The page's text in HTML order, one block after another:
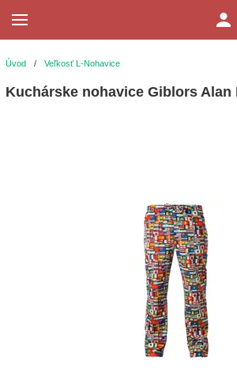
Úvod / Veľkosť L-Nohavice
Kuchárske nohavice Giblors Alan